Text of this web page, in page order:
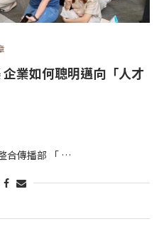
企業如何聰明邁向「人才
合傳播部 「 …